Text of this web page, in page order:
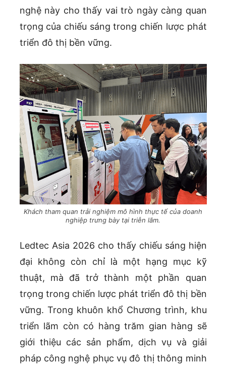
nghệ này cho thấy vai trò ngày càng quan
trọng của chiếu sáng trong chiến lược phát
triển đô thị bền vững.
Khách tham quan trải nghiệm mô hình thực tế của doanh
nghiệp trưng bày tại triễn lãm.
Ledtec Asia 2026 cho thấy chiếu sáng hiện
đại không còn chỉ là một hạng mục kỹ
thuật, mà đã trở thành một phần quan
trọng trong chiến lược phát triển đô thị bền
vững. Trong khuôn khổ Chương trình, khu
triển lãm còn có hàng trăm gian hàng sẽ
giới thiệu các sản phẩm, dịch vụ và giải
pháp công nghệ phục vụ đô thị thông minh